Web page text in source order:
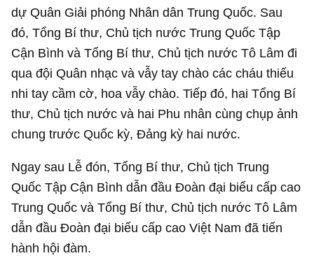
dự Quân Giải phóng Nhân dân Trung Quốc. Sau
đó, Tổng Bí thư, Chủ tịch nước Trung Quốc Tập
Cận Bình và Tổng Bí thư, Chủ tịch nước Tô Lâm đi
qua đội Quân nhạc và vẫy tay chào các cháu thiếu
nhi tay cầm cờ, hoa vẫy chào. Tiếp đó, hai Tổng Bí
thư, Chủ tịch nước và hai Phu nhân cùng chụp ảnh
chung trước Quốc kỳ, Đảng kỳ hai nước.
Ngay sau Lễ đón, Tổng Bí thư, Chủ tịch Trung
Quốc Tập Cận Bình dẫn đầu Đoàn đại biểu cấp cao
Trung Quốc và Tổng Bí thư, Chủ tịch nước Tô Lâm
dẫn đầu Đoàn đại biểu cấp cao Việt Nam đã tiến
hành hội đàm.